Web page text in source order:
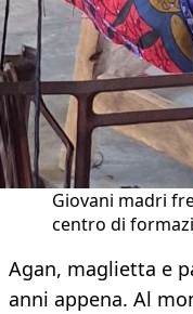
Giovani madri
centro di
Agan, maglietta e
anni appena. Al